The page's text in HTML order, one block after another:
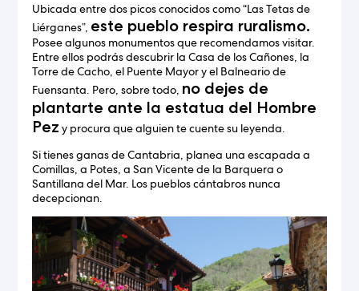
Ubicada entre dos picos conocidos como “Las Tetas de
Liérganes”, este pueblo respira ruralismo.
Posee algunos monumentos que recomendamos visitar.
Entre ellos podrás descubrir la Casa de los Cañones, la
Torre de Cacho, el Puente Mayor y el Balneario de
Fuensanta. Pero, sobre todo, no dejes de
plantarte ante la estatua del Hombre
Pez y procura que alguien te cuente su leyenda.
Si tienes ganas de Cantabria, planea una escapada a
Comillas, a Potes, a San Vicente de la Barquera o
Santillana del Mar. Los pueblos cántabros nunca
decepcionan.